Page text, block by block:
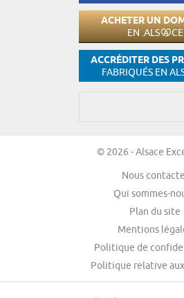
ACHETER UN
EN .ALS CE
ACCRÉDITER DES
FABRIQUÉS EN
© 2026 - Alsace
Nous
Qui sommes-
Plan du site
Mentions
Politique de
Politique relative